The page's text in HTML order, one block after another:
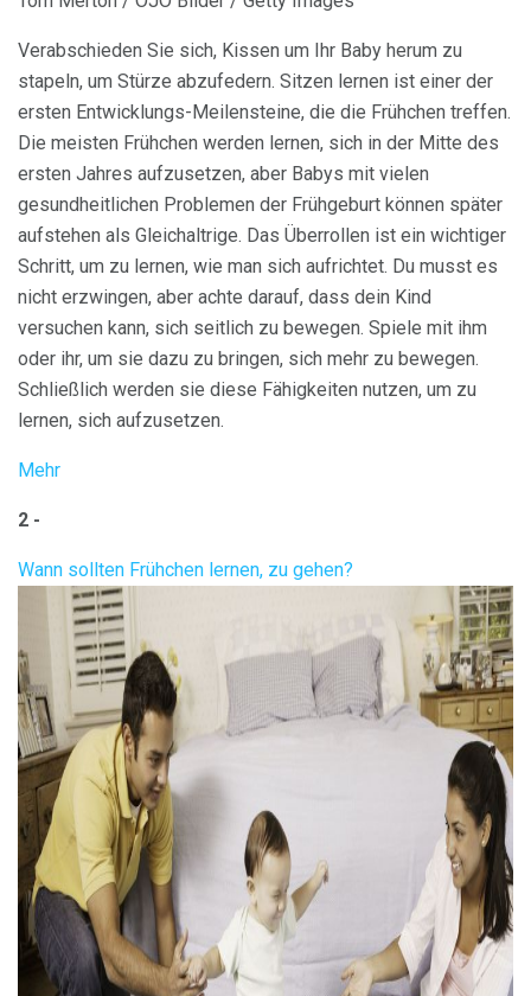
Verabschieden Sie sich, Kissen um Ihr Baby herum zu
stapeln, um Stürze abzufedern. Sitzen lernen ist einer der
ersten Entwicklungs-Meilensteine, die die Frühchen treffen.
Die meisten Frühchen werden lernen, sich in der Mitte des
ersten Jahres aufzusetzen, aber Babys mit vielen
gesundheitlichen Problemen der Frühgeburt können später
aufstehen als Gleichaltrige. Das Überrollen ist ein wichtiger
Schritt, um zu lernen, wie man sich aufrichtet. Du musst es
nicht erzwingen, aber achte darauf, dass dein Kind
versuchen kann, sich seitlich zu bewegen. Spiele mit ihm
oder ihr, um sie dazu zu bringen, sich mehr zu bewegen.
Schließlich werden sie diese Fähigkeiten nutzen, um zu
lernen, sich aufzusetzen.
Mehr
2 -
Wann sollten Frühchen lernen, zu gehen?